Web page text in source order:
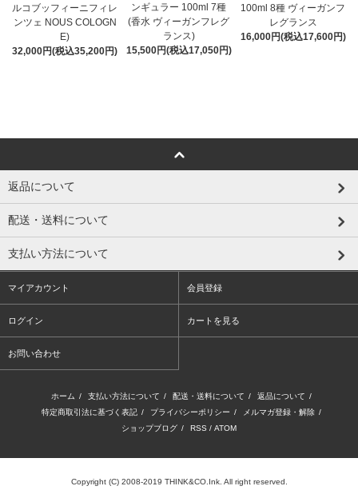
ルコブッフィーニフィレ
ンツェ NOUS COLOGN
E)
32,000円(税込35,200円)
ンギュラー 100ml 7種
(香水 ヴィーガンフレグ
ランス)
15,500円(税込17,050円)
100ml 8種 ヴィーガンフ
レグランス
16,000円(税込17,600円)
返品について
配送・送料について
支払い方法について
マイアカウント 会員登録
ログイン カートを見る
お問い合わせ
ホーム / 支払い方法について / 配送・送料について / 返品について /
特定商取引法に基づく表記 / プライバシーポリシー / メルマガ登録・解除 /
ショップブログ / RSS / ATOM
Copyright (C) 2008-2019 THINK&CO.Ink. All right reserved.